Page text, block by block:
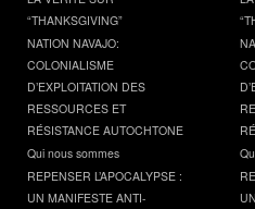
“THANKSGIVING”
NATION NAVAJO:
COLONIALISME
D’EXPLOITATION DES
RESSOURCES ET
RÉSISTANCE AUTOCHTONE
Qui nous sommes
REPENSER L’APOCALYPSE :
UN MANIFESTE ANTI-